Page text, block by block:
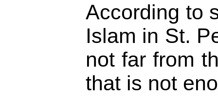
According to
Islam in St.
not far from
that is not